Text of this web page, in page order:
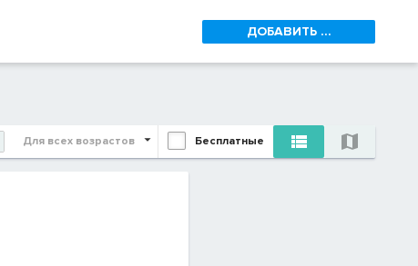
ДОБАВИТЬ ...
Для всех возрастов Бесплатные  